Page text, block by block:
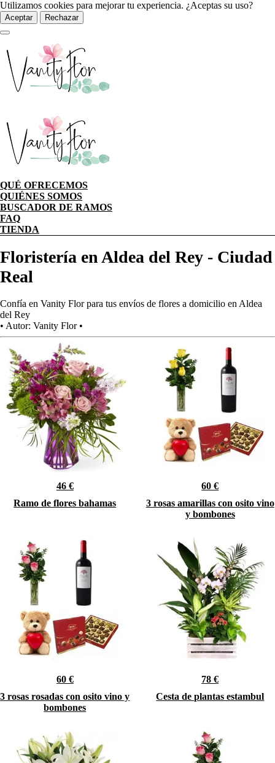
Utilizamos cookies para mejorar tu experiencia. ¿Aceptas su uso?
Aceptar Rechazar
QUÉ OFRECEMOS
QUIÉNES SOMOS
BUSCADOR DE RAMOS
FAQ
TIENDA
Floristería en Aldea del Rey - Ciudad
Real
Confía en Vanity Flor para tus envíos de flores a domicilio en Aldea
del Rey
• Autor: Vanity Flor •
46 €
Ramo de flores bahamas
60 €
3 rosas amarillas con osito vino
y bombones
60 €
3 rosas rosadas con osito vino y
bombones
78 €
Cesta de plantas estambul